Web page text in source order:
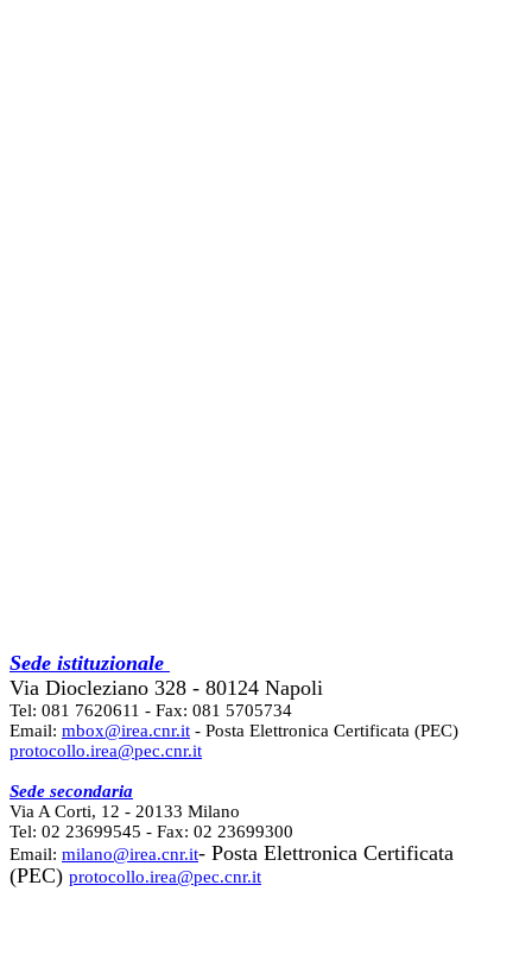
Sede istituzionale
Via Diocleziano 328 - 80124 Napoli
Tel: 081 7620611 - Fax: 081 5705734
Email: mbox@irea.cnr.it - Posta Elettronica Certificata (PEC)
protocollo.irea@pec.cnr.it
Sede secondaria
Via A Corti, 12 - 20133 Milano
Tel: 02 23699545 - Fax: 02 23699300
Email: milano@irea.cnr.it- Posta Elettronica Certificata
(PEC) protocollo.irea@pec.cnr.it